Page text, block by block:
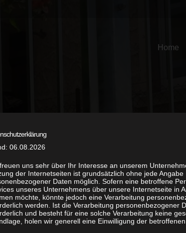
Home
TOR- &
nach Ihren Wünschen hergestellten
Ihren Garten bis zur kompletten
schlüsselfertig selbstverständlich aus
06.08.2026
uns sehr über Ihr Interesse an unserem
der Internetseiten ist grundsätzlich ohne jede Angabe
Daten möglich. Sofern eine betroffene
unseres Unternehmens über unsere Internetseite in
möchte, könnte jedoch eine Verarbeitung
werden. Ist die Verarbeitung personenbezogener
und besteht für eine solche Verarbeitung keine
holen wir generell eine Einwilligung der betroffenen